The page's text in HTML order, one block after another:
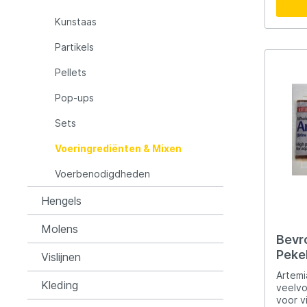
Mainline
MTC Muck
Ondex Spinners
Plano
Pro Line Pro
Raymarine Rapala
Kunstaas
Partikels
Pellets
Pop-ups
Sets
Voeringrediënten & Mixen
Voerbenodigdheden
Hengels
Molens
Vislijnen
Kleding
zijn
Bevroren
Baits
voor